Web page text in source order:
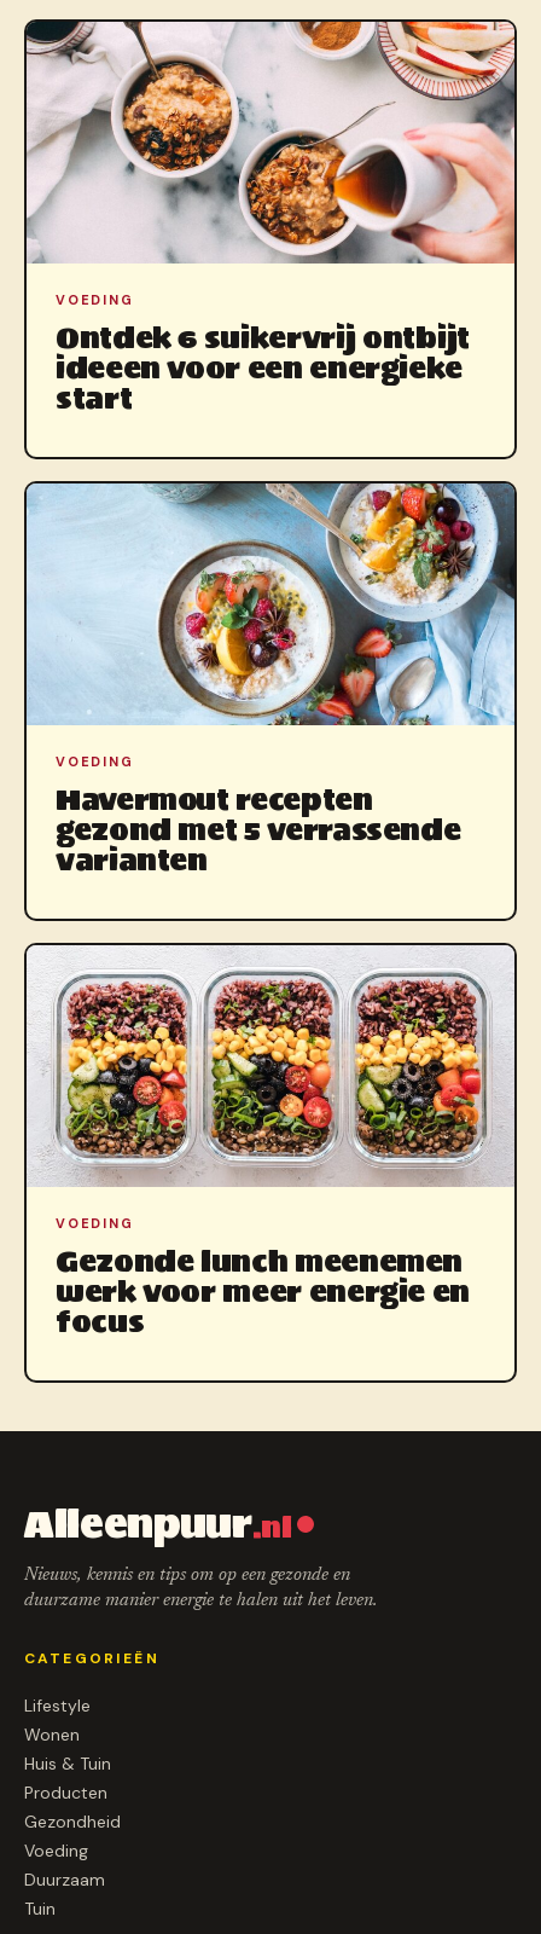
VOEDING
Ontdek 6 suikervrij ontbijt
ideeen voor een energieke
start
VOEDING
Havermout recepten
gezond met 5 verrassende
varianten
VOEDING
Gezonde lunch meenemen
werk voor meer energie en
focus
Alleenpuur.nl
Nieuws, kennis en tips om op een gezonde en
duurzame manier energie te halen uit het leven.
CATEGORIEËN
Lifestyle
Wonen
Huis & Tuin
Producten
Gezondheid
Voeding
Duurzaam
Tuin